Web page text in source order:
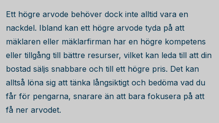
Ett högre arvode behöver dock inte alltid vara en
nackdel. Ibland kan ett högre arvode tyda på att
mäklaren eller mäklarfirman har en högre kompetens
eller tillgång till bättre resurser, vilket kan leda till att din
bostad säljs snabbare och till ett högre pris. Det kan
alltså löna sig att tänka långsiktigt och bedöma vad du
får för pengarna, snarare än att bara fokusera på att
få ner arvodet.